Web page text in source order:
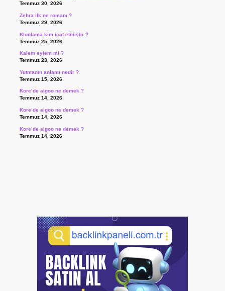
Temmuz 30, 2026
Zehra ilk ne romanı ?
Temmuz 29, 2026
Klonlama kim icat etmiştir ?
Temmuz 25, 2026
Kalem eylem mi ?
Temmuz 23, 2026
Yutmanın anlamı nedir ?
Temmuz 15, 2026
Kore’de aigoo ne demek ?
Temmuz 14, 2026
Kore’de aigoo ne demek ?
Temmuz 14, 2026
Kore’de aigoo ne demek ?
Temmuz 14, 2026